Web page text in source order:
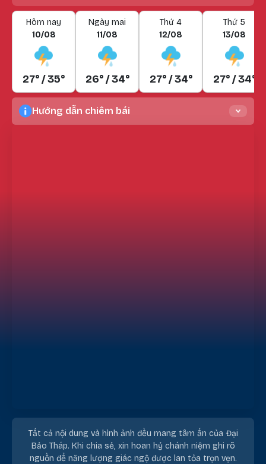
Hôm nay
10/08
27° / 35°
Ngày mai
11/08
26° / 34°
Thứ 4
12/08
27° / 34°
Thứ 5
13/08
27° / 34°
Hướng dẫn chiêm bái
Tất cả nội dung và hình ảnh đều mang tâm ấn của Đại
Bảo Tháp. Khi chia sẻ, xin hoan hỷ chánh niệm ghi rõ
nguồn để năng lượng giác ngộ được lan tỏa trọn vẹn.